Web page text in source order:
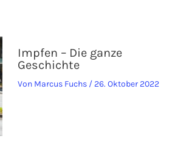
Impfen – Die ganze
Geschichte
Von Marcus Fuchs / 26. Oktober 2022